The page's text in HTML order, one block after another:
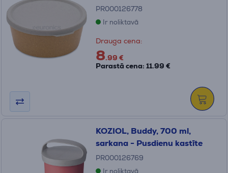
PR000126778
Ir noliktavā
Drauga cena:
8.99 €
Parastā cena: 11.99 €
KOZIOL, Buddy, 700 ml,
sarkana - Pusdienu kastīte
PR000126769
Ir noliktavā